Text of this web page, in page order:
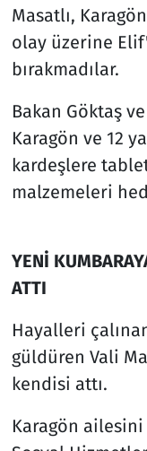
Masatlı,
olay üzerine
bırakmadılar.
Bakan Göktaş
Karagön ve 12
kardeşlere
malzemeleri
YENİ
ATTI
Hayalleri
güldüren Vali
kendisi attı.
Karagön